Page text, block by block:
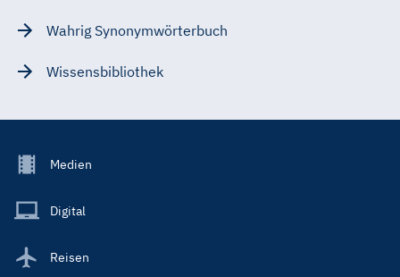
Wahrig Synonymwörterbuch
Wissensbibliothek
Footer
Main
Medien
Digital
Reisen